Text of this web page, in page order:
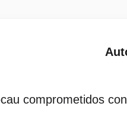
comprometidos